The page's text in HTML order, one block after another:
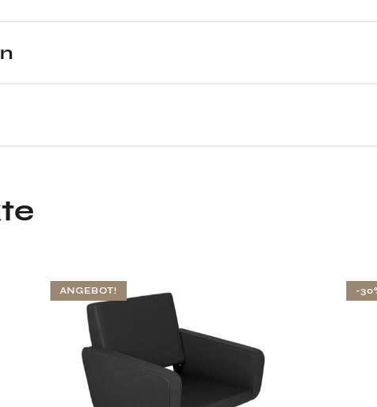
ANGEBOT! -